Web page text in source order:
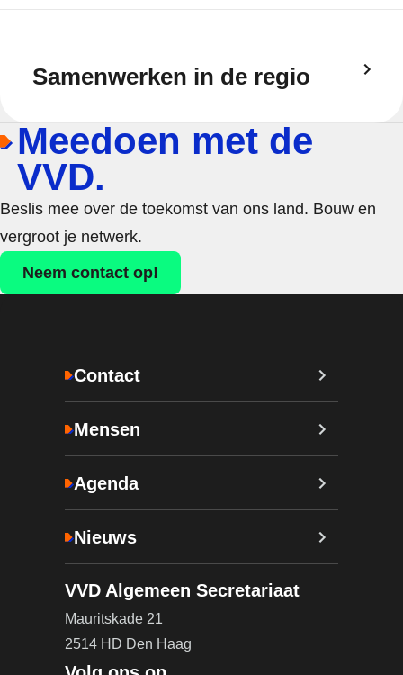
Samenwerken in de regio
Meedoen met de
VVD.
Beslis mee over de toekomst van ons land. Bouw en
vergroot je netwerk.
Neem contact op!
Contact
Mensen
Agenda
Nieuws
VVD Algemeen Secretariaat
Mauritskade 21
2514 HD Den Haag